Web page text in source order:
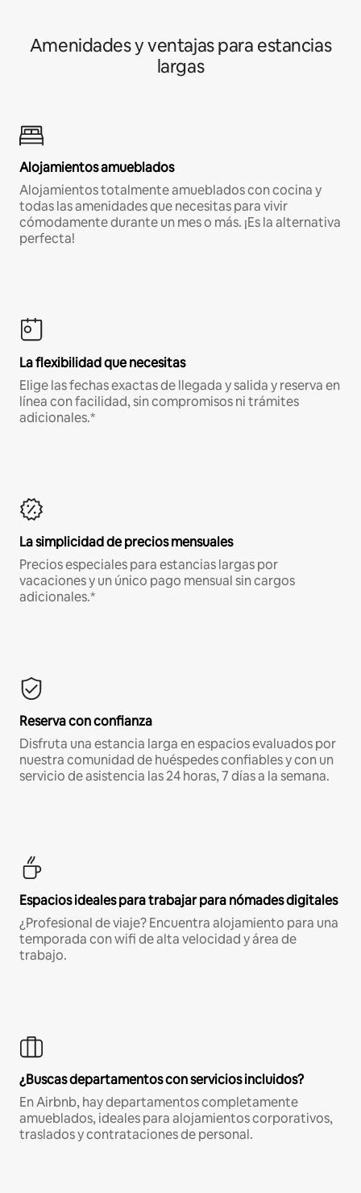
Amenidades y ventajas para estancias
largas
Alojamientos amueblados
Alojamientos totalmente amueblados con cocina y
todas las amenidades que necesitas para vivir
cómodamente durante un mes o más. ¡Es la alternativa
perfecta!
La flexibilidad que necesitas
Elige las fechas exactas de llegada y salida y reserva en
línea con facilidad, sin compromisos ni trámites
adicionales.*
La simplicidad de precios mensuales
Precios especiales para estancias largas por
vacaciones y un único pago mensual sin cargos
adicionales.*
Reserva con confianza
Disfruta una estancia larga en espacios evaluados por
nuestra comunidad de huéspedes confiables y con un
servicio de asistencia las 24 horas, 7 días a la semana.
Espacios ideales para trabajar para nómades digitales
¿Profesional de viaje? Encuentra alojamiento para una
temporada con wifi de alta velocidad y área de
trabajo.
¿Buscas departamentos con servicios incluidos?
En Airbnb, hay departamentos completamente
amueblados, ideales para alojamientos corporativos,
traslados y contrataciones de personal.